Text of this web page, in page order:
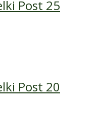
Post 25
Post 20